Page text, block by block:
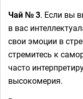
Чай № 3. Если вы
в вас
свои эмоции в
стремитесь к
часто
высокомерия.